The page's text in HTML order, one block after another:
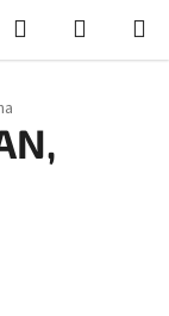
Hledat
KOŠÍK